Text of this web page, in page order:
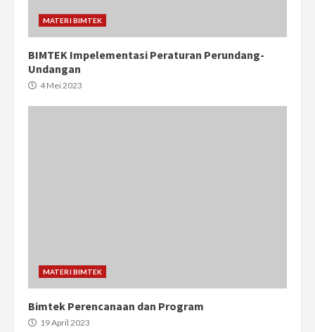
MATERI BIMTEK
BIMTEK Impelementasi Peraturan Perundang-
Undangan
4 Mei 2023
MATERI BIMTEK
Bimtek Perencanaan dan Program
19 April 2023